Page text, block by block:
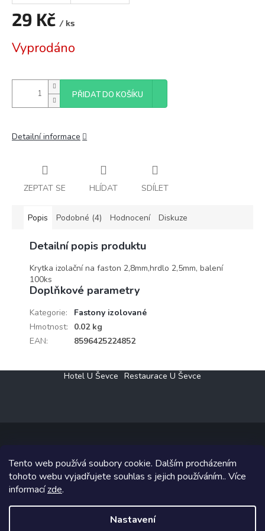
Tento web používá soubory cookie. Dalším procházením
tohoto webu vyjadřujete souhlas s jejich používáním.. Více
informacízde.
Nastavení
29 Kč / ks
cena:
Vyprodáno
PŘIDAT DO KOŠÍKU
Detailní informace
ZEPTAT SE HLÍDAT SDÍLET
Popis Podobné (4) Hodnocení Diskuze
Detailní popis produktu
Krytka izolační na faston 2,8mm,hrdlo 2,5mm, balení
100ks
Doplňkové parametry
Kategorie:
Fastony izolované
Hmotnost:
0.02 kg
EAN: 8596425224852
Hotel U Ševce Restaurace U Ševce
Copyright 2026Elektro Klesný s.r.o.. Všechna práva vyhrazena.
Grafický návrh vytvořil a na Shoptet implementoval
Shoptetak.cz.